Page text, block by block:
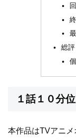
総
１話１０分
本作品はTVアニメ